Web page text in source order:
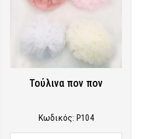
Τούλινα πον πον
Κωδικός: P104